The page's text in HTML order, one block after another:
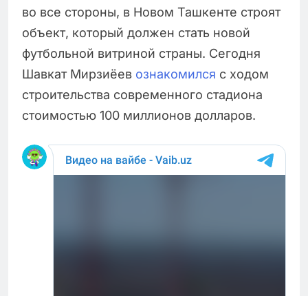
во все стороны, в Новом Ташкенте строят
объект, который должен стать новой
футбольной витриной страны. Сегодня
Шавкат Мирзиёев ознакомился с ходом
строительства современного стадиона
стоимостью 100 миллионов долларов.